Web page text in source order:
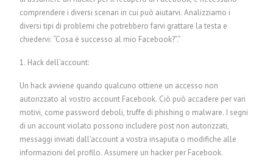
comprendere i diversi scenari in cui può aiutarvi. Analizziamo i
diversi tipi di problemi che potrebbero farvi grattare la testa e
chiedervi: “Cosa è successo al mio Facebook?”.”
1. Hack dell'account:
Un hack avviene quando qualcuno ottiene un accesso non
autorizzato al vostro account Facebook. Ciò può accadere per vari
motivi, come password deboli, truffe di phishing o malware. I segni
di un account violato possono includere post non autorizzati,
messaggi inviati dall'account a vostra insaputa o modifiche alle
informazioni del profilo.Assumere un hacker per Facebook.